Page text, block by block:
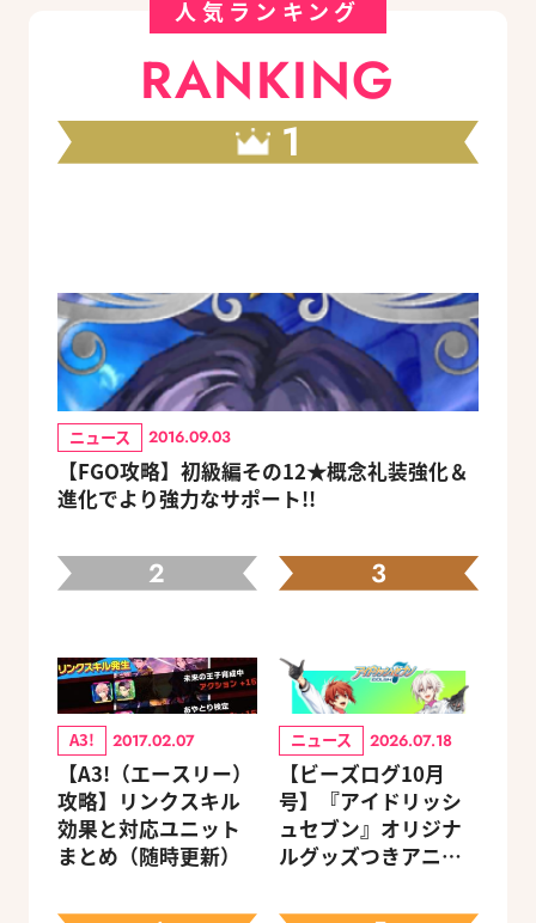
人気ランキング
RANKING
1
ニュース 2016.09.03
【FGO攻略】初級編その12★概念礼装強化＆
進化でより強力なサポート!!
2
A3! 2017.02.07
【A3!（エースリー）
攻略】リンクスキル
効果と対応ユニット
まとめ（随時更新）
3
ニュース 2026.07.18
【ビーズログ10月
号】『アイドリッシ
ュセブン』オリジナ
ルグッズつきアニメ
Xパック予約受付中！